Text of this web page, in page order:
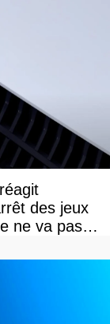
des jeux
ne va pas